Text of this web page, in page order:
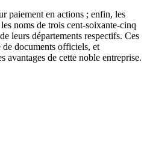
paiement en actions ; enfin, les
noms de trois cent-soixante-cinq
leurs départements respectifs. Ces
de documents officiels, et
avantages de cette noble entreprise.